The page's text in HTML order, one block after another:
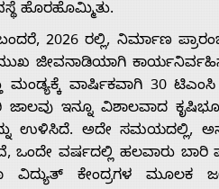
ಹೊರಹೊಮ್ಮಿತು.
2026 ರಲ್ಲಿ, ನಿರ್ಮಾಣ
ಜೀವನಾಡಿಯಾಗಿ
ಮಂಡ್ಯಕ್ಕೆ ವಾರ್ಷಿಕವಾಗಿ 30
ಜಾಲವು ಇನ್ನೂ ವಿಶಾಲವಾದ
ಉಳಿಸಿದೆ. ಅದೇ ಸಮಯದಲ್ಲಿ,
ಒಂದೇ ವರ್ಷದಲ್ಲಿ ಹಲವಾರು
ವಿದ್ಯುತ್ ಕೇಂದ್ರಗಳ ಮೂಲಕ